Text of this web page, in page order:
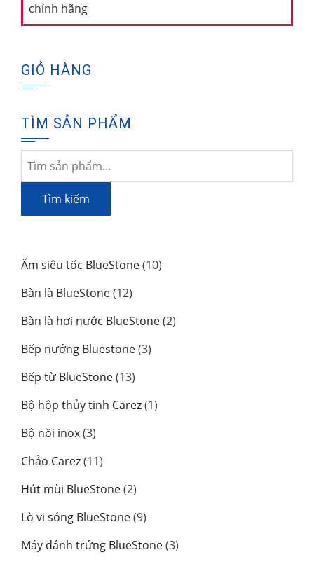
chính hãng
GIỎ HÀNG
TÌM SẢN PHẨM
Tìm
kiếm:
Tìm kiếm
Ấm siêu tốc BlueStone 1010
Bàn là BlueStone 1212
Bàn là hơi nước BlueStone 22
Bếp nướng Bluestone 33
Bếp từ BlueStone 1313
phẩm
Bộ hộp thủy tinh Carez 11
Bộ nồi inox 33
phẩm
Chảo Carez 1111
phẩm
Hút mùi BlueStone 22
phẩm
Lò vi sóng BlueStone 99
phẩm
Máy đánh trứng BlueStone 33